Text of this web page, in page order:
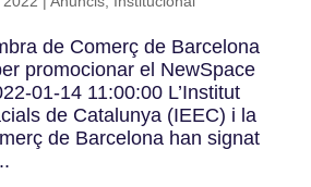
de Comerç de Barcelona
promocionar el NewSpace
01-14 11:00:00 L’Institut
de Catalunya (IEEC) i la
de Barcelona han signat